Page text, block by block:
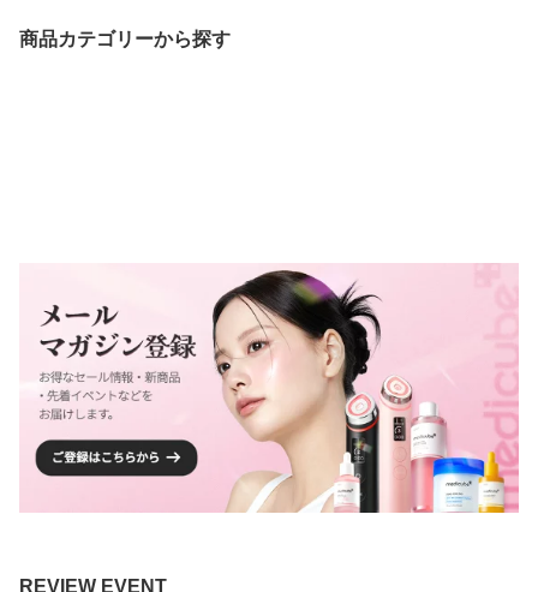
商品カテゴリーから探す
REVIEW EVENT